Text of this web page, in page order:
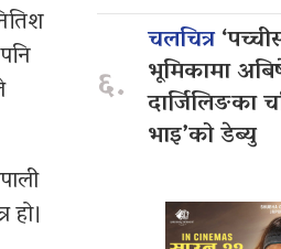
६.
चलचित्र
भूमिकामा
दार्जिलिङका
भाइ’को डेब्यु